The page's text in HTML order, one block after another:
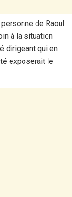
de Raoul
à la situation
dirigeant qui en
exposerait le